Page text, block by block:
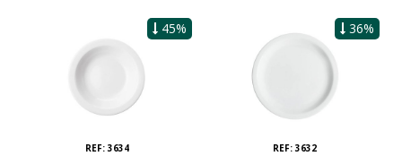
45%
REF: 3634
36%
REF: 3632